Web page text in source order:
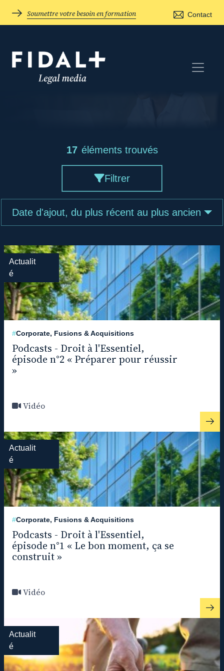
Soumettre votre besoin en formation Contact
Filtrer
17 éléments trouvés
Date d'ajout, du plus récent au plus ancien
Actualit
é
#Corporate, Fusions & Acquisitions
Podcasts - Droit à l'Essentiel,
épisode n°2 « Préparer pour réussir
»
Vidéo
Actualit
é
#Corporate, Fusions & Acquisitions
Podcasts - Droit à l'Essentiel,
épisode n°1 « Le bon moment, ça se
construit »
Vidéo
Actualit
é